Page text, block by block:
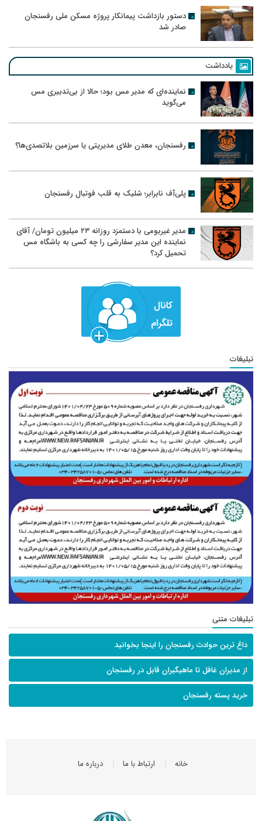
دستور بازداشت پیمانکار پروژه مسکن ملی رفسنجان
صادر شد
یادداشت
نماینده‌ای که مدیر مس بود؛ حالا از بی‌تدبیری مس
می‌گوید
رفسنجان، معدن طلای مدیریتی یا سرزمین بلاتصدی‌ها؟
پلی‌آف نابرابر؛ شلیک به قلب فوتبال رفسنجان
مدیر غیربومی با دستمزد روزانه ۲۳ میلیون تومان/ آقای
نماینده این مدیر سفارشی را چه کسی به باشگاه مس
تحمیل کرد؟
تبلیغات
تبلیغات متنی
داغ ترین حوادث رفسنجان را اینجا بخوانید
از مدیران غافل تا ماهیگیران قابل در رفسنجان
خرید پسته رفسنجان
خانه ارتباط با ما درباره ما